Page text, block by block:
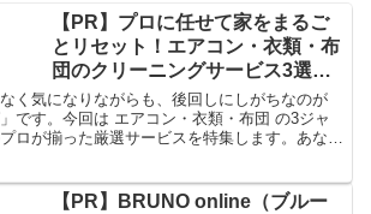
【PR】プロに任せて家をまるご
とリセット！エアコン・衣類・布
団のクリーニングサービス3選を
徹底解説！
く気になりながらも、後回しにしがちなのが
です。今回は エアコン・衣類・布団 の3ジャ
ロが揃った厳選サービスを特集します。あなた
【PR】BRUNO online（ブルー